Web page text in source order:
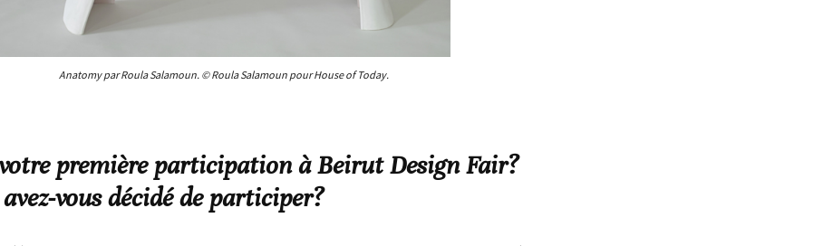
Anatomy par Roula Salamoun. © Roula Salamoun pour House of Today.
première participation à Beirut Design Fair?
vous décidé de participer?